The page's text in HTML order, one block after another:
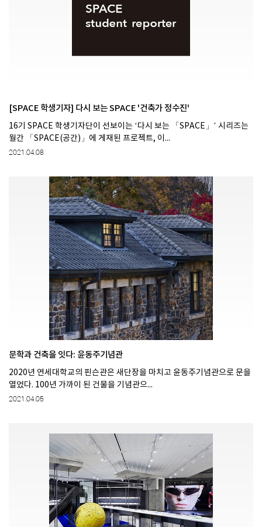
[SPACE 학생기자] 다시 보는 SPACE '건축가 정수진'
16기 SPACE 학생기자단이 선보이는 ‘다시 보는 「SPACE」’ 시리즈는
월간 「SPACE(공간)」에 게재된 프로젝트, 이...
2021.04.08
문학과 건축을 잇다: 윤동주기념관
2020년 연세대학교의 핀슨관은 새단장을 마치고 윤동주기념관으로 문을
열었다. 100년 가까이 된 건물을 기념관으...
2021.04.05